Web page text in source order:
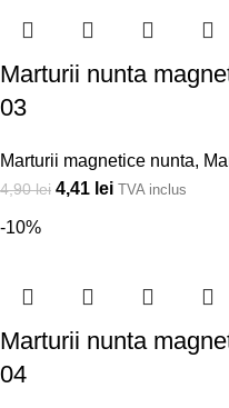
Marturii nunta
03
Marturii magnetice nunta,
4,90lei 4,41 lei TVA inclus
-10%
Marturii nunta
04